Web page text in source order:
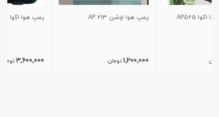
پمپ هوا اوشن AP 213 پمپ هوا اکوا AP-9805